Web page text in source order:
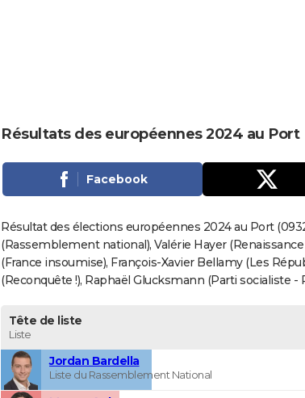
Résultats des européennes 2024 au Port
Facebook
Résultat des élections européennes 2024 au Port
(Rassemblement national), Valérie Hayer
(France insoumise), François-Xavier Bellamy (Les
(Reconquête !), Raphaël Glucksmann (Parti socialiste -
Tête de liste
Liste
Jordan Bardella
Liste du Rassemblement National